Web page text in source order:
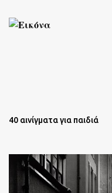
40 αινίγματα για παιδιά